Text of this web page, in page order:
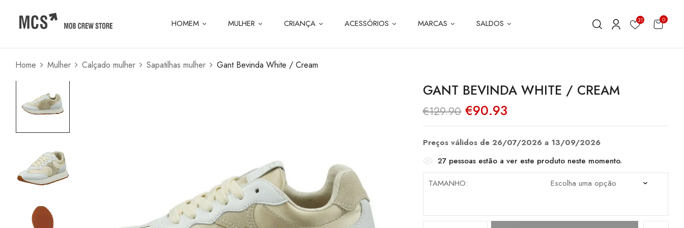
HOMEM MULHER CRIANÇA ACESSÓRIOS MARCAS SALDOS 31 0
Home Mulher Calçado mulher Sapatilhas mulher Gant Bevinda White / Cream
GANT BEVINDA WHITE / CREAM
€129.90 O
preço
original
€129.90.
€90.93
atual
€90.93.
Preços válidos de 26/07/2026 a 13/09/2026
27 pessoas estão a ver este produto neste momento.
TAMANHO